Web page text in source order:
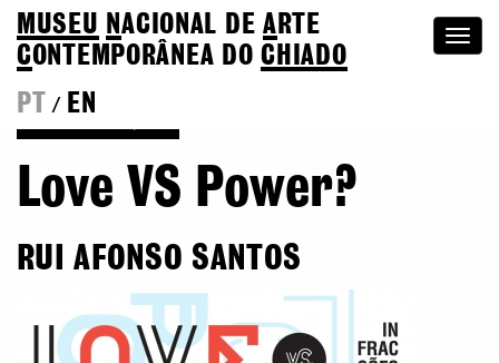
MUSEU NACIONAL DEA RTE
CONTEMPORÂNEA DOCHIADO
PT
/ EN
Love VS Power?
RUI AFONSO SANTOS